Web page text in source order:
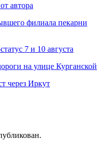
автора
филиала пекарни
7 и 10 августа
на улице Курганской
через Иркут